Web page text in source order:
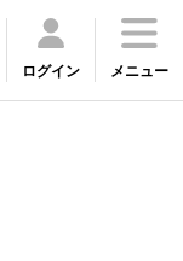
ログイン メニュー